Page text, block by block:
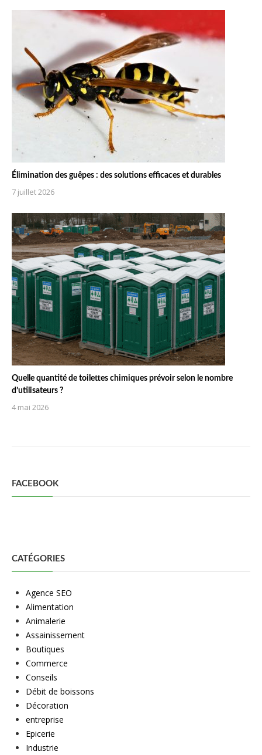
Élimination des guêpes : des solutions efficaces et durables
7 juillet 2026
Quelle quantité de toilettes chimiques prévoir selon le nombre
d’utilisateurs ?
4 mai 2026
FACEBOOK
CATÉGORIES
Agence SEO
Alimentation
Animalerie
Assainissement
Boutiques
Commerce
Conseils
Débit de boissons
Décoration
entreprise
Epicerie
Industrie